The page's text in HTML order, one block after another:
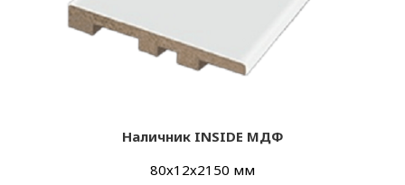
Наличник INSIDE МДФ
80х12х2150 мм